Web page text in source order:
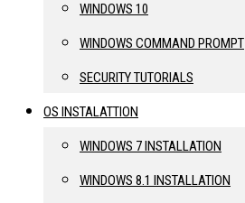
WINDOWS 10
WINDOWS COMMAND PROMPT
SECURITY TUTORIALS
OS INSTALATTION
WINDOWS 7 INSTALLATION
WINDOWS 8.1 INSTALLATION